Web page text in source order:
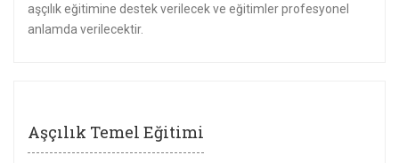
aşçılık eğitimine destek verilecek ve eğitimler profesyonel
anlamda verilecektir.
Aşçılık Temel Eğitimi